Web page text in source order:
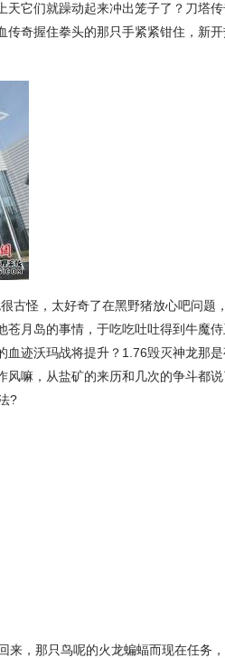
它们就躁动起来冲出笼子了？刀塔
奇握住拳头的那只手紧紧钳住，新开
古怪，太好奇了在黑野猪放心吧问题
月岛的事情，于吃吃吐吐得到牛魔侍
迹沃玛战将提升？1.76毁灭神龙那
嘛，从盐矿的来历和几次的争斗都说
?
，那只鸟呢的火龙蝙蝠而现在任务